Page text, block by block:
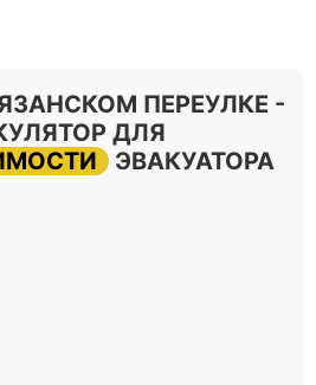
ПЕРЕУЛКЕ -
ДЛЯ
ЭВАКУАТОРА